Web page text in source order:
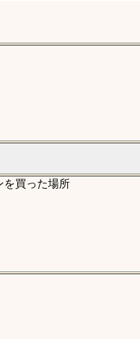
を買った場所